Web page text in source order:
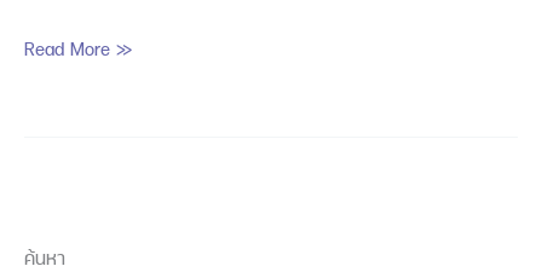
เมษายน
Read More »
ค้นหา